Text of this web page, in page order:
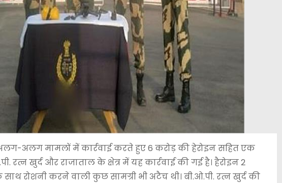
अलग मामलों में कार्रवाई करते हुए 6 करोड़ की हेरोइन सहित एक
रत्न खुर्द और राजाताल के क्षेत्र में यह कार्रवाई की गई है। हैरोइन 2
करने वाली कुछ सामग्री भी अटैच थी। बी.ओ.पी. रत्न खुर्द की